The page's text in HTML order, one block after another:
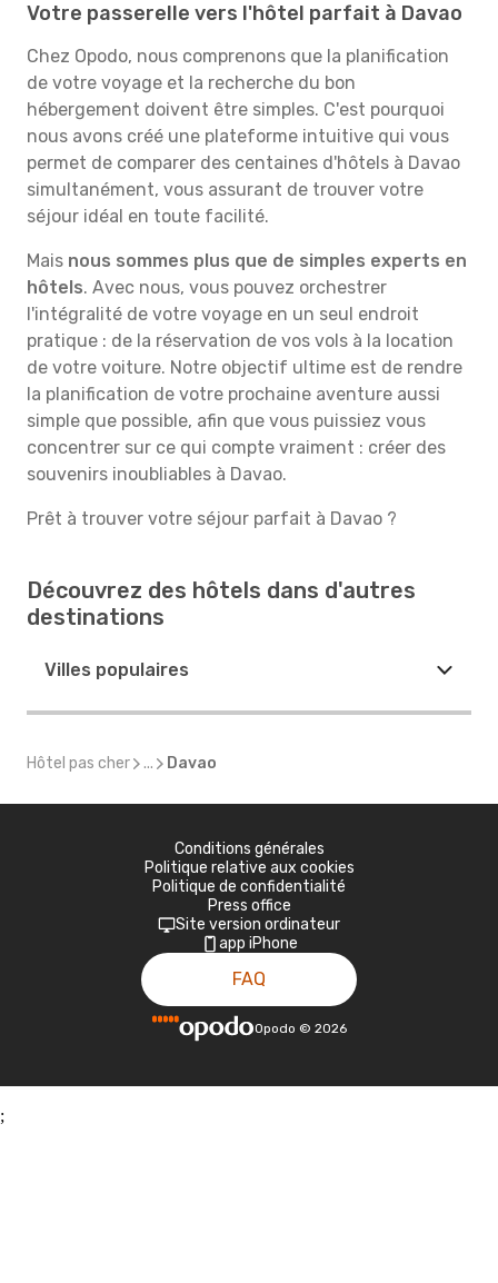
Votre passerelle vers l'hôtel parfait à Davao
Chez Opodo, nous comprenons que la planification
de votre voyage et la recherche du bon
hébergement doivent être simples. C'est pourquoi
nous avons créé une plateforme intuitive qui vous
permet de comparer des centaines d'hôtels à Davao
simultanément, vous assurant de trouver votre
séjour idéal en toute facilité.
Mais nous sommes plus que de simples experts en
hôtels. Avec nous, vous pouvez orchestrer
l'intégralité de votre voyage en un seul endroit
pratique : de la réservation de vos vols à la location
de votre voiture. Notre objectif ultime est de rendre
la planification de votre prochaine aventure aussi
simple que possible, afin que vous puissiez vous
concentrer sur ce qui compte vraiment : créer des
souvenirs inoubliables à Davao.
Prêt à trouver votre séjour parfait à Davao ?
Découvrez des hôtels dans d'autres
destinations
Villes populaires
Hôtel pas cher ... Davao
Conditions générales
Politique relative aux cookies
Politique de confidentialité
Press office
Site version ordinateur
app iPhone
FAQ
Opodo © 2026
;